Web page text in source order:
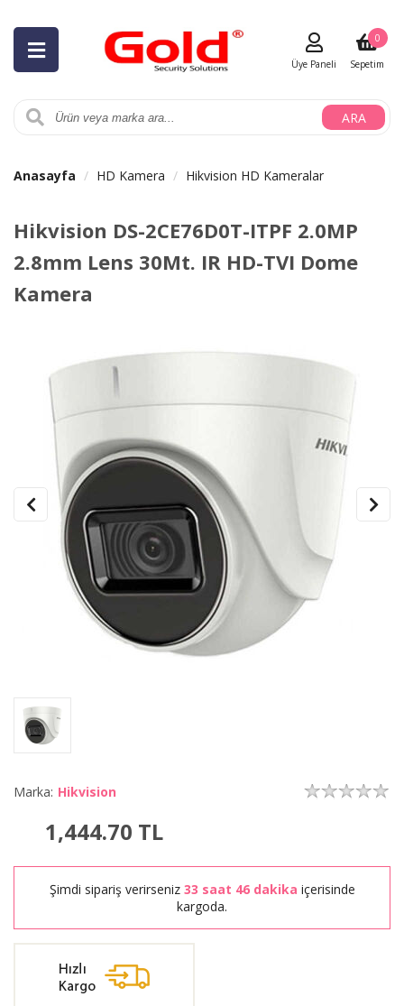
ARA
Üye Paneli Sepetim
0
Anasayfa HD Kamera Hikvision HD Kameralar
Hikvision DS-2CE76D0T-ITPF 2.0MP
2.8mm Lens 30Mt. IR HD-TVI Dome
Kamera
Marka: Hikvision
1,444.70 TL
Şimdi sipariş verirseniz 33 saat 46 dakika içerisinde
kargoda.